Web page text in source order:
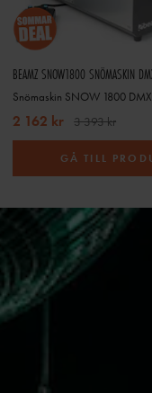
BEAMZ SNOW1800 SNÖMASKIN
Snömaskin SNOW 1800
2 162 kr 3 393 kr
GÅ TILL